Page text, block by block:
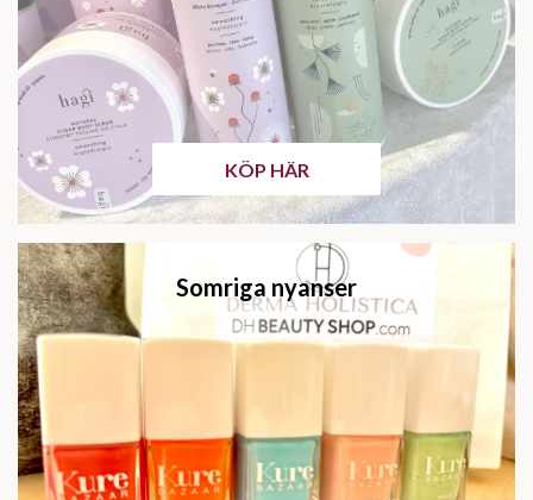
KÖP HÄR
Somriga nyanser